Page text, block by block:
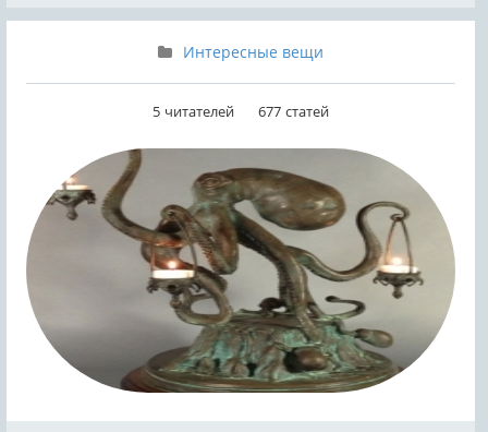
Интересные вещи
5 читателей 677 статей